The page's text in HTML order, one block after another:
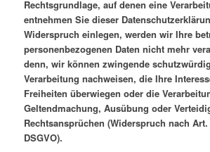
Rechtsgrundlage, auf denen eine
entnehmen Sie dieser
Widerspruch einlegen, werden wir Ihre
personenbezogenen Daten nicht mehr
denn, wir können zwingende
Verarbeitung nachweisen, die Ihre
Freiheiten überwiegen oder die
Geltendmachung, Ausübung oder
Rechtsansprüchen (Widerspruch nach Art.
DSGVO).